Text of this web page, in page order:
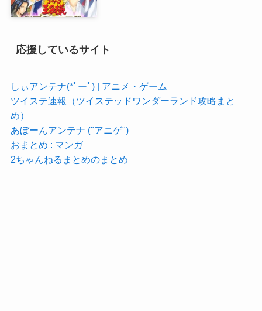
応援しているサイト
しぃアンテナ(*ﾟーﾟ) | アニメ・ゲーム
ツイステ速報（ツイステッドワンダーランド攻略まと
め）
あぼーんアンテナ ("アニゲ")
おまとめ : マンガ
2ちゃんねるまとめのまとめ